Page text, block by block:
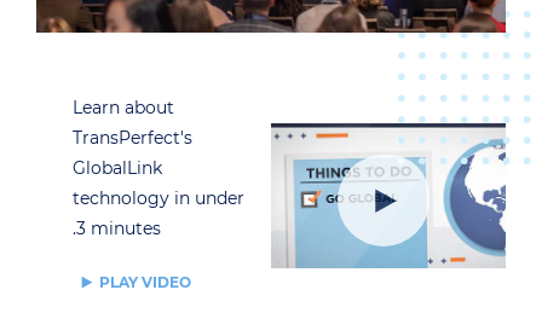
Learn about
TransPerfect's
GlobalLink
technology in under
3 minutes.
PLAY VIDEO